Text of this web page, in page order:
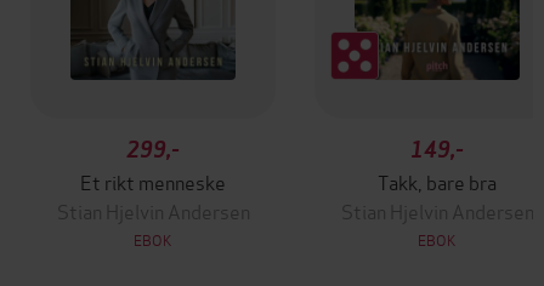
299,-
Et rikt menneske
Stian Hjelvin Andersen
EBOK
149,-
Takk, bare bra
Stian Hjelvin Andersen
EBOK